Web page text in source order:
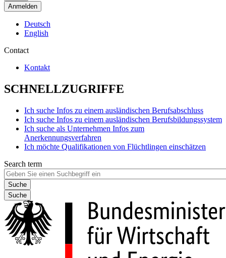
Anmelden
Deutsch
English
Contact
Kontakt
SCHNELLZUGRIFFE
Ich suche Infos zu einem ausländischen Berufsabschluss
Ich suche Infos zu einem ausländischen Berufsbildungssystem
Ich suche als Unternehmen Infos zum
Anerkennungsverfahren
Ich möchte Qualifikationen von Flüchtlingen einschätzen
Search term
Suche